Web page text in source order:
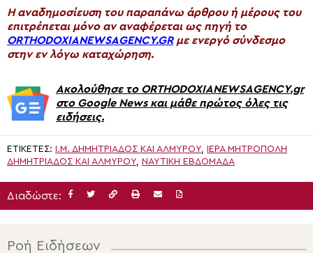
H αναδημοσίευση του παραπάνω άρθρου ή μέρους του
επιτρέπεται μόνο αν αναφέρεται ως πηγή το
ORTHODOXIANEWSAGENCY.GRμε ενεργό σύνδεσμο
στην εν λόγω καταχώρηση.
Ακολούθησε το ORTHODOXIANEWSAGENCY.gr
στο Google News και μάθε πρώτος όλες τις
ειδήσεις.
ΕΤΙΚΈΤΕΣ: Ι.Μ. ΔΗΜΗΤΡΙΆΔΟΣ ΚΑΙ ΑΛΜΥΡΟΎ,
ΙΕΡΆ ΜΗΤΡΌΠΟΛΗ
ΔΗΜΗΤΡΙΆΔΟΣ ΚΑΙ ΑΛΜΥΡΟΎ, ΝΑΥΤΙΚΉ ΕΒΔΟΜΆΔΑ
Διαδώστε:
Ροή Ειδήσεων